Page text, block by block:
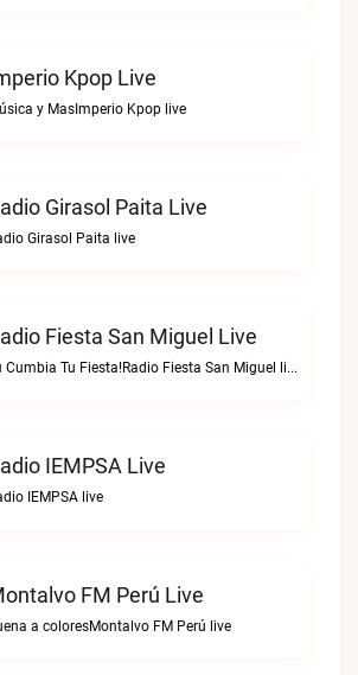
Kpop Live
y MasImperio Kpop live
Girasol Paita Live
Girasol Paita live
Fiesta San Miguel Live
Tu Cumbia Tu Fiesta!Radio Fiesta San Miguel live
IEMPSA Live
IEMPSA live
FM Perú Live
a coloresMontalvo FM Perú live